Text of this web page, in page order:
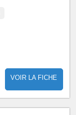
VOIR LA FICHE